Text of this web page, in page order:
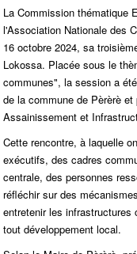
La Commission thématique
l'Association Nationale des
16 octobre 2024, sa
Lokossa. Placée sous le
communes", la session a
de la commune de Pèrèrè
Assainissement et
Cette rencontre, à laquelle
exécutifs, des cadres
centrale, des personnes
réfléchir sur des
entretenir les infrastructures
tout développement local.